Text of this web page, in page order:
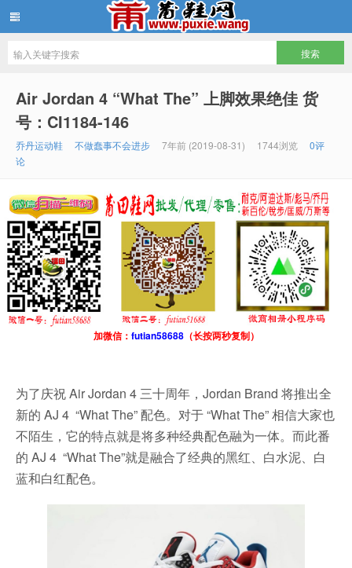
Air Jordan 4 “What The” 上脚效果绝佳 货
号：CI1184-146
乔丹运动鞋 不做蠢事不会进步 7年前 (2019-08-31) 1744浏览
0评
论
加微信： futian58688（长按两秒复制）
为了庆祝 Air Jordan 4 三十周年，Jordan Brand 将推出全
新的 AJ 4 “What The” 配色。对于 “What The” 相信大家也
不陌生，它的特点就是将多种经典配色融为一体。而此番
的 AJ 4 “What The”就是融合了经典的黑红、白水泥、白
蓝和白红配色。